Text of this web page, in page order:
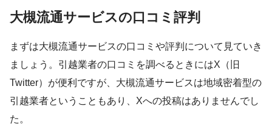
大槻流通サービスの口コミ評判
まずは大槻流通サービスの口コミや評判について見ていき
ましょう。引越業者の口コミを調べるときにはX（旧
Twitter）が便利ですが、大槻流通サービスは地域密着型の
引越業者ということもあり、Xへの投稿はありませんでし
た。